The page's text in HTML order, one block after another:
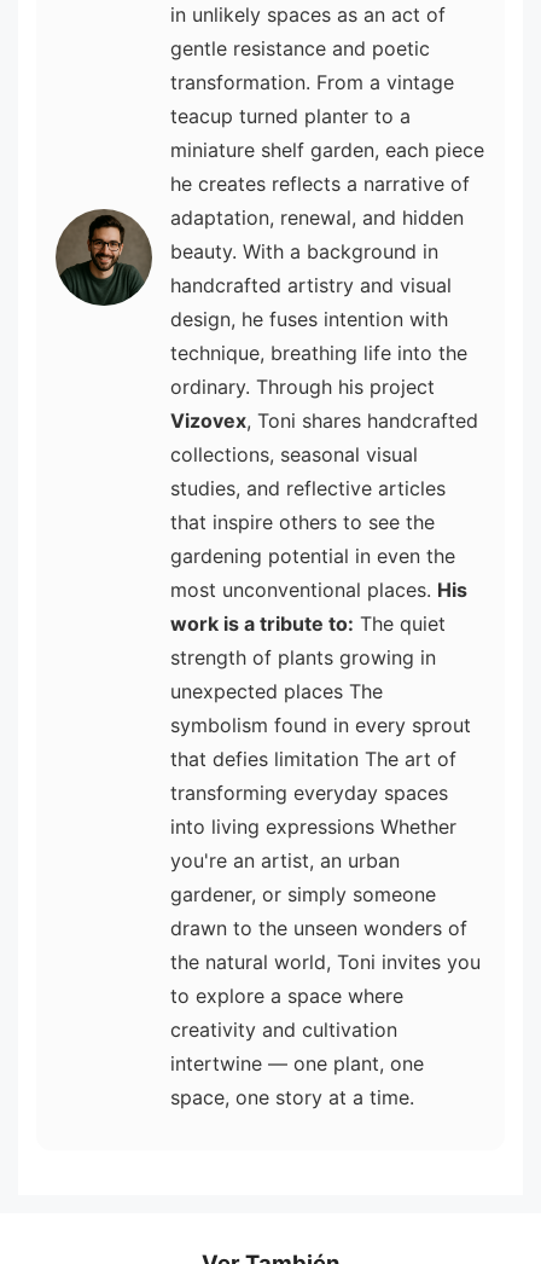
in unlikely spaces as an act of
gentle resistance and poetic
transformation. From a vintage
teacup turned planter to a
miniature shelf garden, each piece
he creates reflects a narrative of
adaptation, renewal, and hidden
beauty. With a background in
handcrafted artistry and visual
design, he fuses intention with
technique, breathing life into the
ordinary. Through his project
Vizovex, Toni shares handcrafted
collections, seasonal visual
studies, and reflective articles
that inspire others to see the
gardening potential in even the
most unconventional places. His
work is a tribute to: The quiet
strength of plants growing in
unexpected places The
symbolism found in every sprout
that defies limitation The art of
transforming everyday spaces
into living expressions Whether
you're an artist, an urban
gardener, or simply someone
drawn to the unseen wonders of
the natural world, Toni invites you
to explore a space where
creativity and cultivation
intertwine — one plant, one
space, one story at a time.